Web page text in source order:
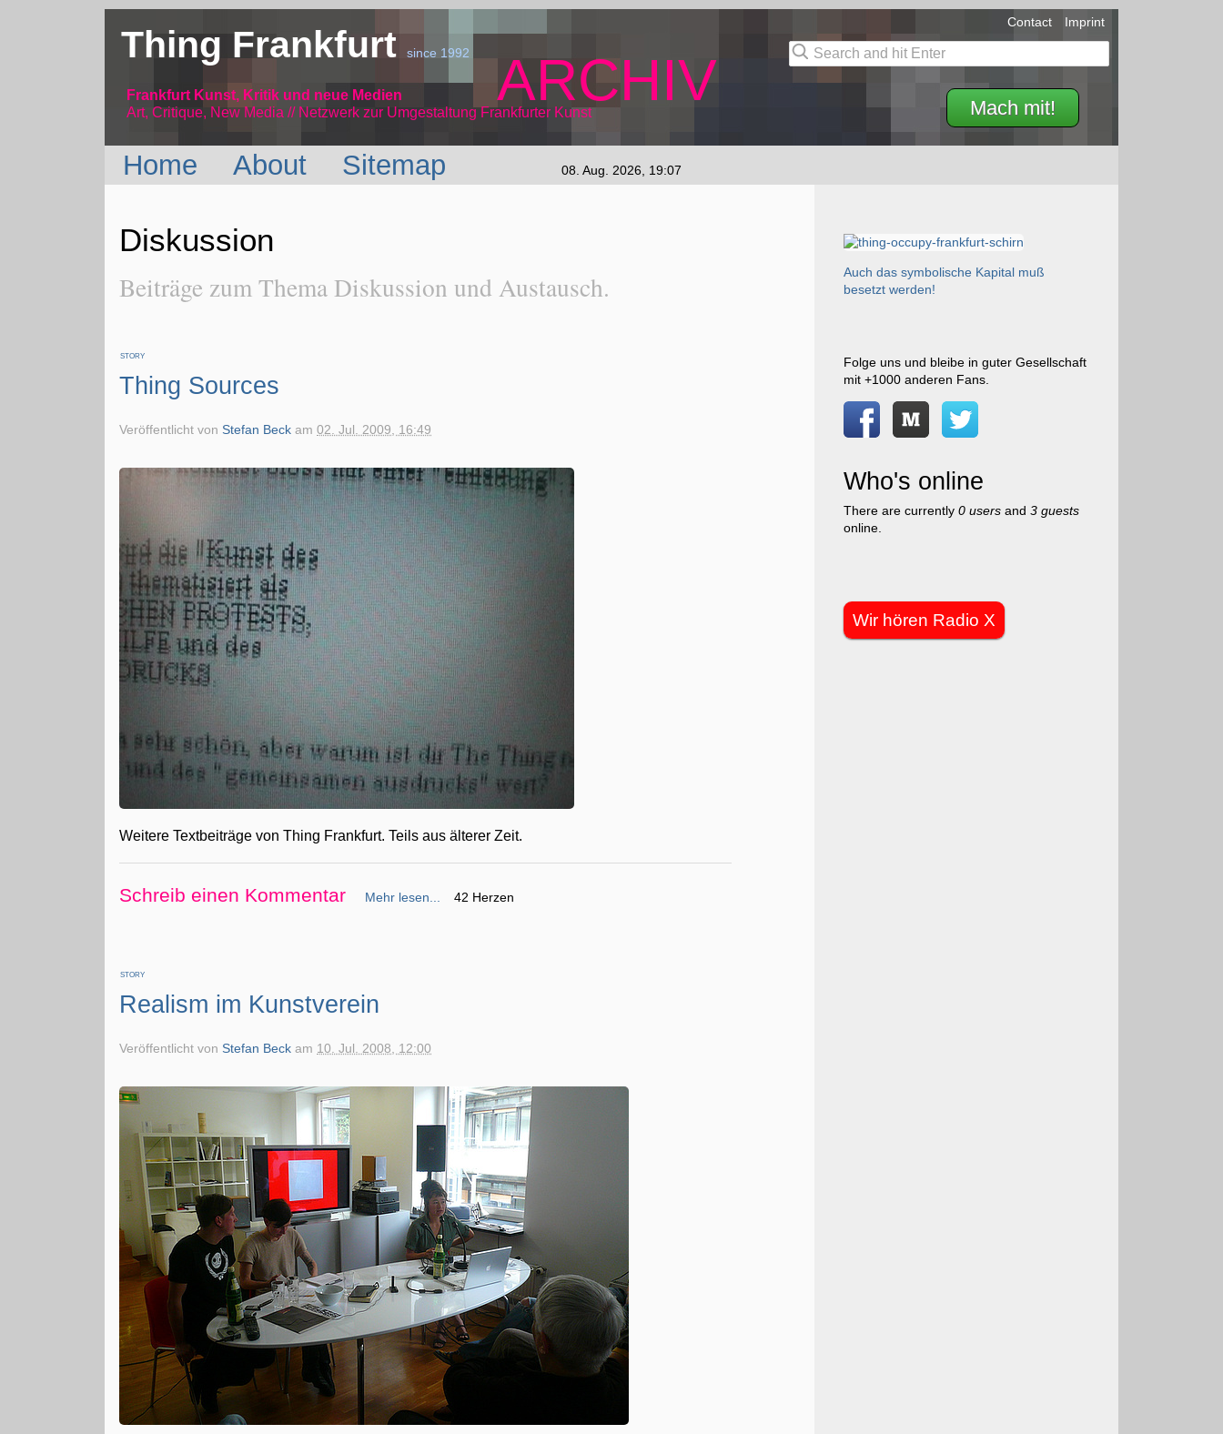
Thing Frankfurtsince 1992
Frankfurt Kunst, Kritik und neue Medien
Art, Critique, New Media // Netzwerk
ARCHIV
zur Umgestaltung Frankfurter Kunst Mach mit!
Contact Imprint
Home About Sitemap 08. Aug. 2026, 19:07
Diskussion
Beiträge zum Thema Diskussion und Austausch.
STORY
Thing Sources
Veröffentlicht vonStefan Beck am02. Jul. 2009, 16:49
Weitere Textbeiträge von Thing Frankfurt. Teils aus älterer Zeit.
Schreib einen Kommentar Mehr lesen... 42 Herzen
STORY
Realism im Kunstverein
Veröffentlicht vonStefan Beck am 10. Jul. 2008, 12:00
Auch das symbolische Kapital muß
besetzt werden!
Folge uns und bleibe in guter Gesellschaft
mit +1000 anderen Fans.
Who's online
There are currently 0 usersand 3 guests
online.
Wir hören Radio X